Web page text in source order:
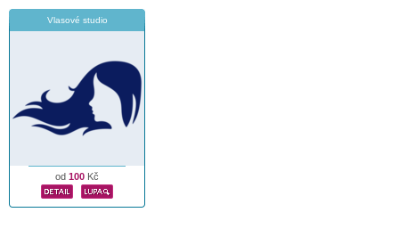
Vlasové studio
od 100 Kč